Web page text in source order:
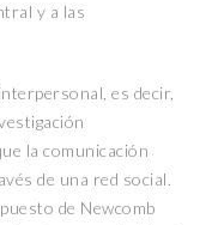
y a las
es decir,
la comunicación
de una red social.
de Newcomb